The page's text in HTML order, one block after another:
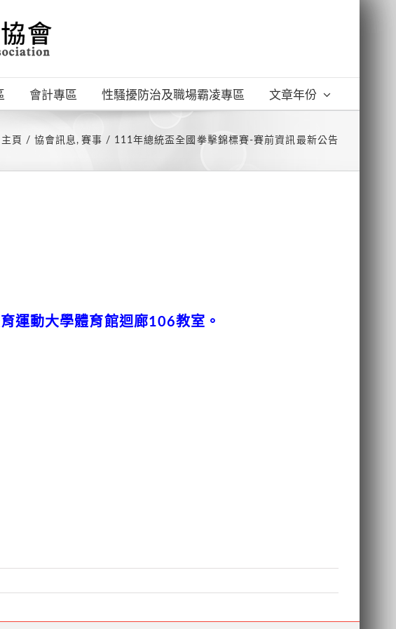
會計專區 性騷擾防治及職場霸凌專區 文章年份
主頁 協會訊息 賽事 111年總統盃全國拳擊錦標賽-賽前資訊最新公告
運動大學體育館迴廊106教室。